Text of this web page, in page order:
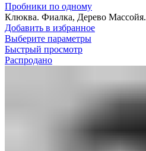
Пробники по одному
Клюква. Фиалка, Дерево Массойя.
Добавить в избранное
Выберите параметры
Быстрый просмотр
Распродано